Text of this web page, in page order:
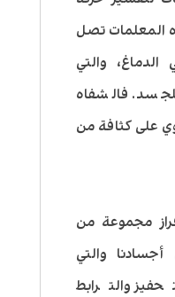
المعلمات تصل
والتي
فالشفاه
على كثافة من
مجموعة من
أجسادنا والتي
والترابط